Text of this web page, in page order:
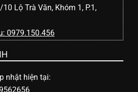
Lộ Trà Văn, Khóm 1, P.1,
0979.150.456
nhật hiện tại: